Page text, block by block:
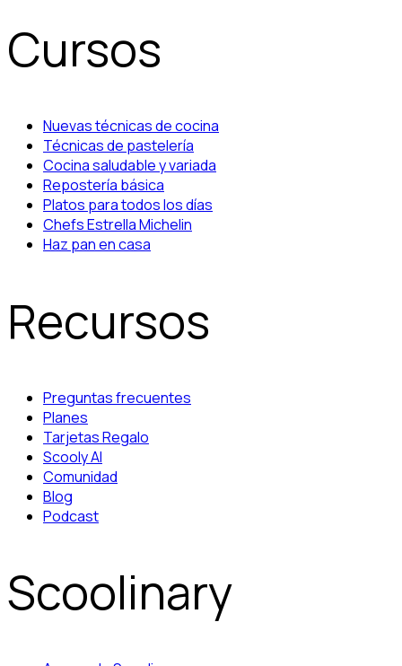
Cursos
Nuevas técnicas de cocina
Técnicas de pastelería
Cocina saludable y variada
Repostería básica
Platos para todos los días
Chefs Estrella Michelin
Haz pan en casa
Recursos
Preguntas frecuentes
Planes
Tarjetas Regalo
Scooly AI
Comunidad
Blog
Podcast
Scoolinary